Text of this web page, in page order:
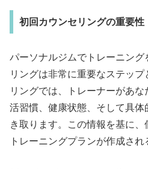
初回カウンセリングの重要性
パーソナルジムでトレーニン
リングは非常に重要なステッ
リングでは、トレーナーがあ
活習慣、健康状態、そして具
き取ります。この情報を基に
トレーニングプランが作成され